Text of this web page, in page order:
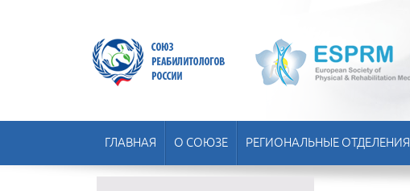
ГЛАВНАЯ О СОЮЗЕ РЕГИОНАЛЬНЫЕ ОТДЕЛЕНИЯ